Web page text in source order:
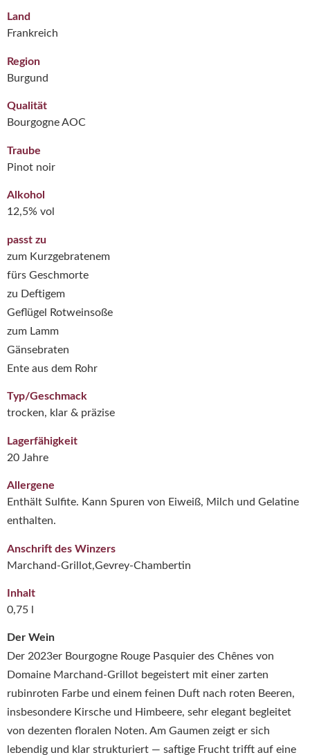
Der Wein
Der 2023er Bourgogne Rouge Pasquier des Chênes von
Domaine Marchand‑Grillot begeistert mit einer zarten
rubinroten Farbe und einem feinen Duft nach roten Beeren,
insbesondere Kirsche und Himbeere, sehr elegant begleitet
von dezenten floralen Noten. Am Gaumen zeigt er sich
lebendig und klar strukturiert — saftige Frucht trifft auf eine
Land
Frankreich
Region
Burgund
Qualität
Bourgogne AOC
Traube
Pinot noir
Alkohol
12,5% vol
passt zu
zum Kurzgebratenem
fürs Geschmorte
zu Deftigem
Geflügel Rotweinsoße
zum Lamm
Gänsebraten
Ente aus dem Rohr
Typ/Geschmack
trocken, klar & präzise
Lagerfähigkeit
20 Jahre
Allergene
Enthält Sulfite. Kann Spuren von Eiweiß, Milch und Gelatine
enthalten.
Anschrift des Winzers
Marchand-Grillot,Gevrey-Chambertin
Inhalt
0,75 l